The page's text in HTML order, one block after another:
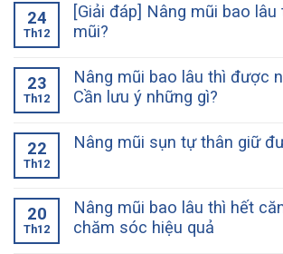
24
Th12
[Giải đáp] Nâng mũi bao
mũi?
23
Th12
Nâng mũi bao lâu thì được
Cần lưu ý những gì?
22
Th12
Nâng mũi sụn tự thân giữ
20
Th12
Nâng mũi bao lâu thì hết
chăm sóc hiệu quả